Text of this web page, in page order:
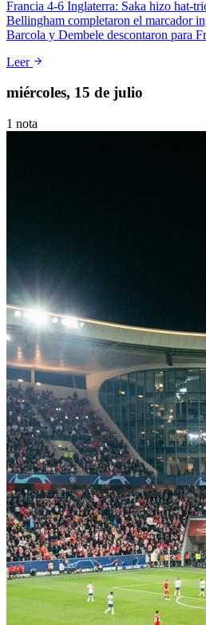
Francia 4-6 Inglaterra: Saka hizo hat-
Bellingham completaron el marcador
Barcola y Dembele descontaron para
Leer
miércoles, 15 de julio
1 nota